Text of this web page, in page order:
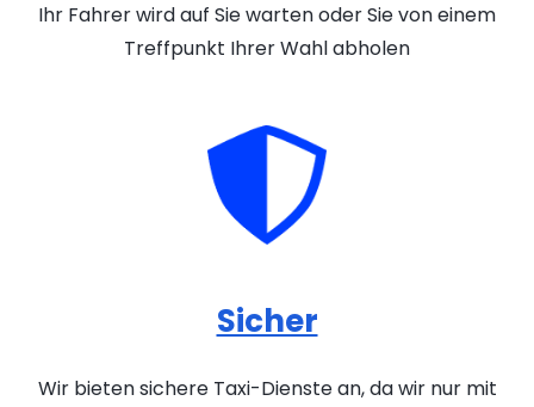
Ihr Fahrer wird auf Sie warten oder Sie von einem
Treffpunkt Ihrer Wahl abholen
Sicher
Wir bieten sichere Taxi-Dienste an, da wir nur mit